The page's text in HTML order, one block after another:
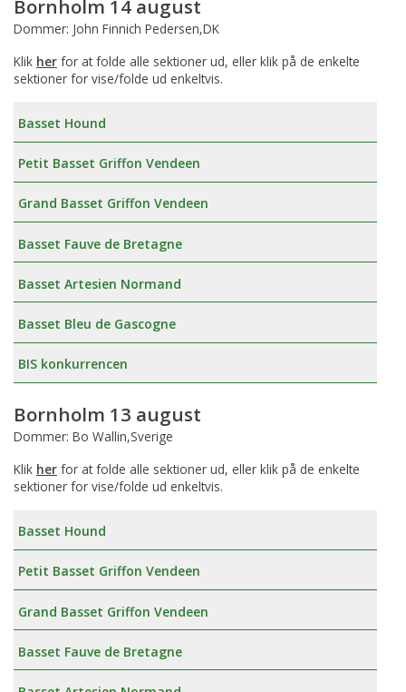
Bornholm 14 august
Dommer: John Finnich Pedersen,DK
Klik her for at folde alle sektioner ud, eller klik på de enkelte
sektioner for vise/folde ud enkeltvis.
Basset Hound
Petit Basset Griffon Vendeen
Grand Basset Griffon Vendeen
Basset Fauve de Bretagne
Basset Artesien Normand
Basset Bleu de Gascogne
BIS konkurrencen
Bornholm 13 august
Dommer: Bo Wallin,Sverige
Klik her for at folde alle sektioner ud, eller klik på de enkelte
sektioner for vise/folde ud enkeltvis.
Basset Hound
Petit Basset Griffon Vendeen
Grand Basset Griffon Vendeen
Basset Fauve de Bretagne